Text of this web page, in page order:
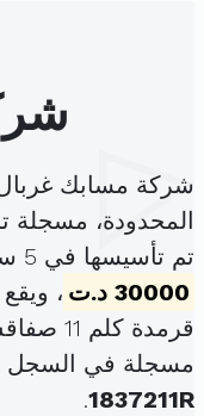
شركة مسابك
المحدودة، مسجلة
تم تأسيسها في 5 سبتمبر 2023 برأس مال قدره
30000 د.ت
،
قرمدة كلم 11 صفاقس الجنوبية (
مسجلة في السجل
1837211R
.